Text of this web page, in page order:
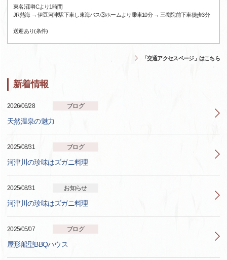
東名沼津ICより1時間
JR熱海 → 伊豆河津駅下車し東海バス③ホームより乗車10分 → 三養院前下車徒歩3分
送迎あり(条件)
「交通アクセスページ」はこちら
新着情報
2026/06/28 ブログ
天然温泉の魅力
2025/08/31 ブログ
河津川の珍味はズガニ料理
2025/08/31 お知らせ
河津川の珍味はズガニ料理
2025/05/07 ブログ
屋形船型BBQハウス